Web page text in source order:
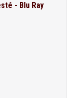
- Blu Ray